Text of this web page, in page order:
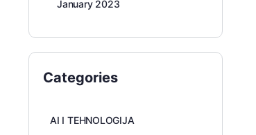
January 2023
Categories
AI I TEHNOLOGIJA